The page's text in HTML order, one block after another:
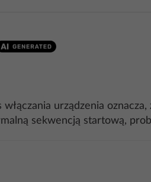
urządzenia
sekwencją startową,